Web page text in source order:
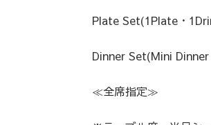
Plate Set(1Plate・
Dinner Set(Mini Dinner
≪全席指定≫